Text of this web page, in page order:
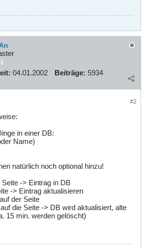
04.01.2002 Beiträge: 5934
#2
in einer DB:
Name)
natürlich noch optional hinzu!
-> Eintrag in DB
-> Eintrag aktualisieren
der Seite
die Seite -> DB wird aktualisiert, alte
15 min. werden gelöscht)